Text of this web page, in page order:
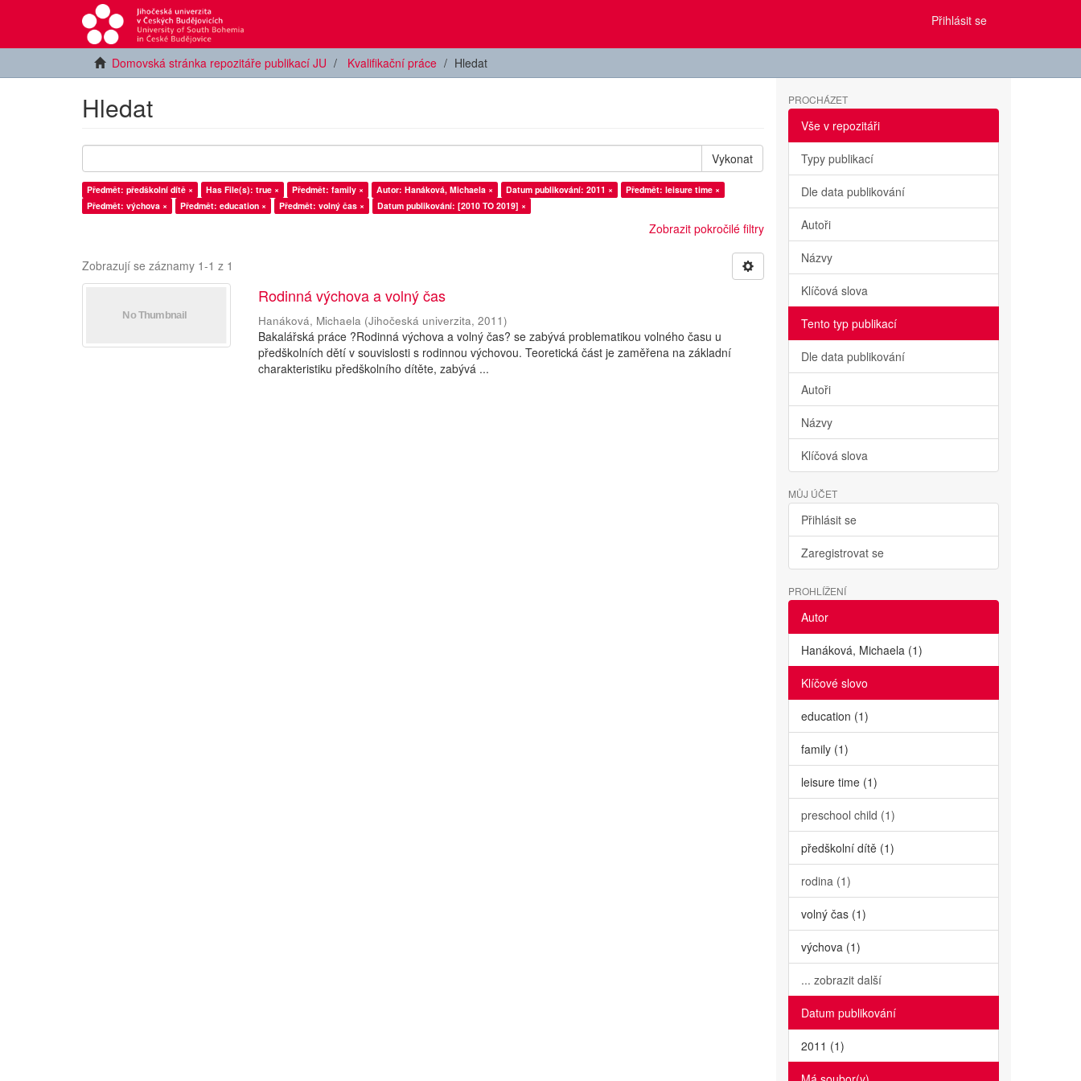
Přihlásit se
Domovská stránka repozitáře publikací JU Kvalifikační práce Hledat
Hledat
Vykonat
Předmět: předškolní dítě × Has File(s): true × Předmět: family × Autor: Hanáková, Michaela × Datum publikování: 2011 ×
Předmět: leisure time ×
Předmět: výchova ×
Předmět: education × Předmět: volný čas × Datum publikování: [2010 TO 2019] ×
Zobrazit pokročilé filtry
Zobrazují se záznamy 1-1 z 1
Rodinná výchova a volný čas
Hanáková, Michaela (Jihočeská univerzita,2011)
Bakalářská práce ?Rodinná výchova a volný čas? se zabývá problematikou volného času u
předškolních dětí v souvislosti s rodinnou výchovou. Teoretická část je zaměřena na základní
charakteristiku předškolního dítěte, zabývá ...
PROCHÁZET
Vše v repozitáři
Typy publikací
Dle data publikování
Autoři
Názvy
Klíčová slova
Tento typ publikací
Dle data publikování
Autoři
Názvy
Klíčová slova
MŮJ ÚČET
Přihlásit se
Zaregistrovat se
PROHLÍŽENÍ
Autor
Hanáková, Michaela (1)
Klíčové slovo
education (1)
family (1)
leisure time (1)
preschool child (1)
předškolní dítě (1)
rodina (1)
volný čas (1)
výchova (1)
... zobrazit další
Datum publikování
2011 (1)